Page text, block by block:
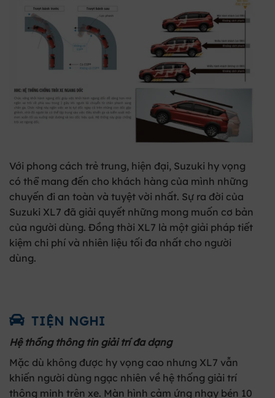
Với phong cách trẻ trung, hiện đại, Suzuki hy vọng
có thể mang đến cho khách hàng của mình những
chuyến đi an toàn và tuyệt vời nhất. Sự ra đời của
Suzuki XL7 đã giải quyết những mong muốn cơ bản
của người dùng. Đồng thời XL7 là một giải pháp tiết
kiệm chi phí và nhiên liệu tối đa nhất cho người
dùng.
TIỆN NGHI
Hệ thống thông tin giải trí đa dạng
Mặc dù không được hy vọng cao nhưng XL7 vẫn
khiến người dùng ngạc nhiên về hệ thống giải trí
thông minh trên xe. Màn hình cảm ứng nhạy bén 10